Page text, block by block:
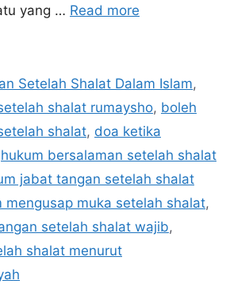
yang … Read more
Setelah Shalat Dalam Islam,
shalat rumaysho, boleh
shalat, doa ketika
hukum bersalaman setelah shalat
jabat tangan setelah shalat
mengusap muka setelah shalat,
setelah shalat wajib,
shalat menurut